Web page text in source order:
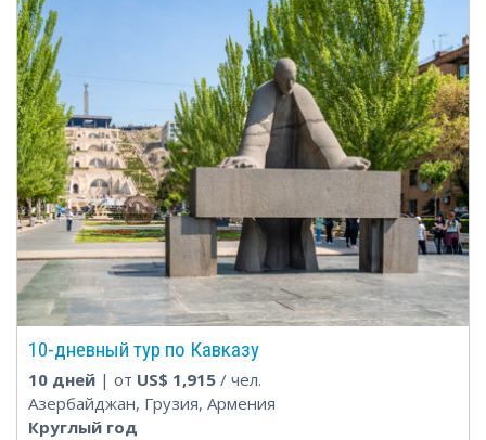
10-дневный тур по Кавказу
10 дней | от US$ 1,915 / чел.
Азербайджан, Грузия, Армения
Круглый год